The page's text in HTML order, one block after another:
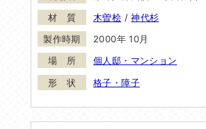
木曽桧 /神代杉
2000年 10月
個人邸・マンション
格子・障子